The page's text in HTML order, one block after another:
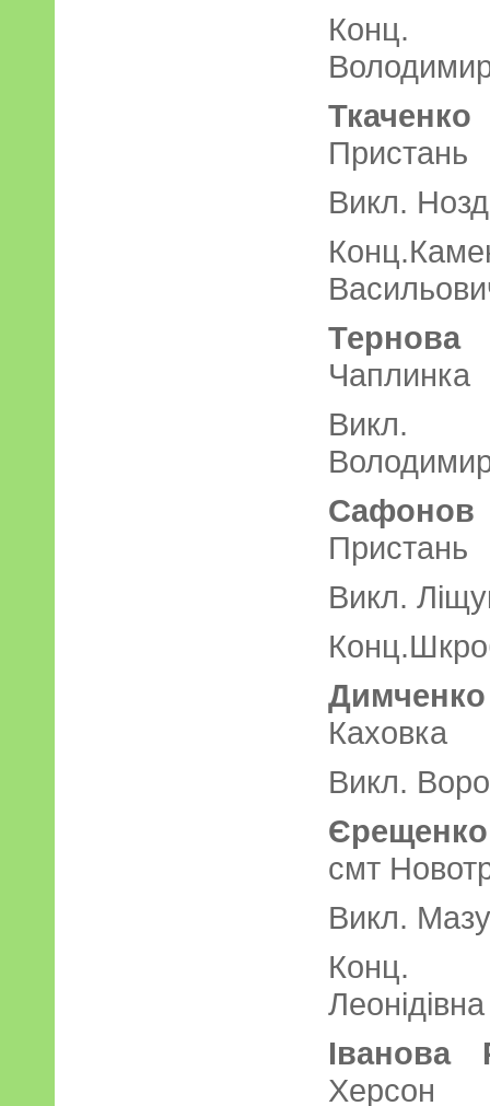
Конц.
Пристань
Викл.
Чаплинка
Викл.
Пристань
Викл.
Каховка
Викл.
смт
Викл.
Конц.
Леонідівна
Іванова
Херсон